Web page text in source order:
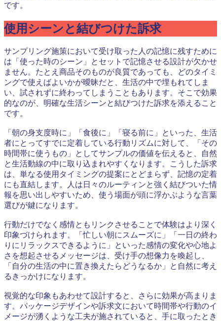
です。
使用シーンと結びつけた訴求
サンプリング施策において受け取った人の記憶に残すために
は「使った時のシーン」とセットで記憶させる設計が欠かせ
ません。たとえ商品そのものが良質であっても、どのタイミ
ングで使えばよいかが曖昧だと、生活の中で埋もれてしま
い、試されずに終わってしまうこともあります。そこで効果
的なのが、明確な生活シーンと結びつけた訴求を添えること
です。
「朝の身支度時に」「食後に」「寝る前に」といった、生活
者にとってすでに定着している行動リズムに対して、「その
時間帯に使うもの」としてサンプルの価値を伝えると、自然
と生活動線の中に取り込まれやすくなります。こうした訴求
は、単なる使用タイミングの提案にとどまらず、記憶の定着
にも直結します。人は日々のルーティンと強く結びついた情
報を思い出しやすいため、使う場面が頭に浮かぶような言葉
選びが鍵になります。
行動だけでなく感情ともリンクさせることで体験はより深く
印象づけられます。「忙しい朝にスムーズに」「一日の終わ
りにリラックスできるように」といった感情の変化や心地よ
さを想起させるメッセージは、受け手の想像力を喚起し、
「自分の生活の中に置き換えたらどうなるか」と自然に考え
るきっかけになります。
視覚的な印象もあわせて設計すると、さらに効果が高まりま
す。パッケージデザインや訴求文において時間帯や行動のイ
メージが湧くような工夫が施されていると、手に取ったとき